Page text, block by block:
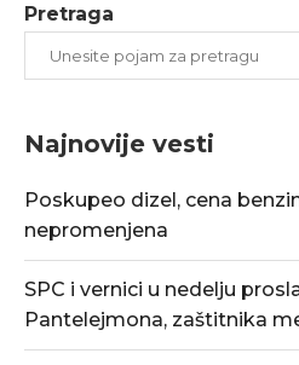
Pretraga
Najnovije vesti
Poskupeo dizel, cena
nepromenjena
SPC i vernici u nedelju
Pantelejmona, zaštitnika